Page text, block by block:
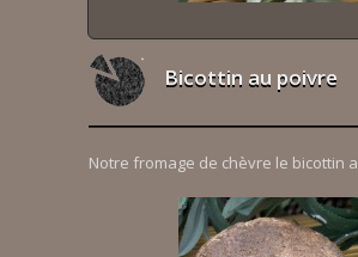
Bicottin au poivre
Notre fromage de chèvre le bicottin